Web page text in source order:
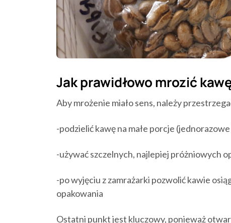
Jak prawidłowo mrozić
Aby mrożenie miało sens, należy
-podzielić kawę na małe porcje
-używać szczelnych, najlepiej próżniowych
-po wyjęciu z zamrażarki pozwolić kawie
opakowania
Ostatni punkt jest kluczowy, ponieważ